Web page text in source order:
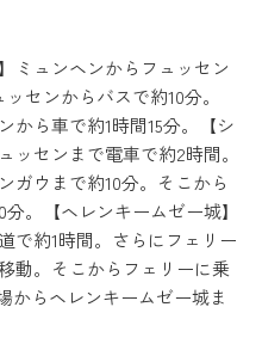
ミュンヘンからフュッセン
センからバスで約10分。
から車で約1時間15分。【シ
ッセンまで電車で約2時間。
ガウまで約10分。そこから
。【ヘレンキームゼー城】
で約1時間。さらにフェリー
動。そこからフェリーに乗
からヘレンキームゼー城ま